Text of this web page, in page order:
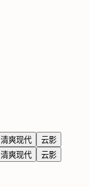
清爽现代
云影
清爽现代 云影